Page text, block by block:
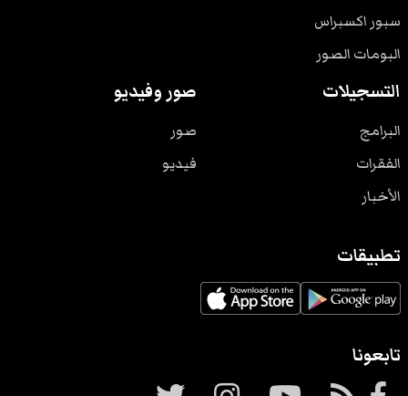
سبور اكسبراس
البومات الصور
التسجيلات
البرامج
الفقرات
الأخبار
صور وفيديو
صور
فيديو
تطبيقات
تابعونا